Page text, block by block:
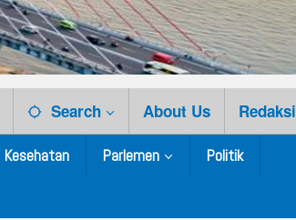
Search About Us Redaksi
Kesehatan Parlemen Politik